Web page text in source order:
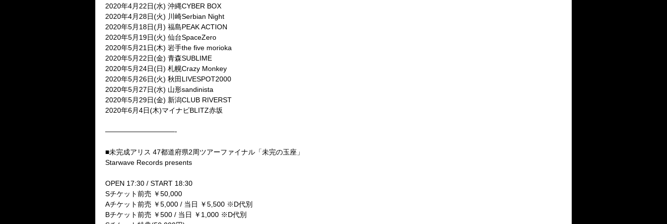
2020年4月 22日(水) 沖縄CYBER BOX
2020年4月 28日(火) 川崎Serbian Night
2020年5月 18日(月) 福島PEAK ACTION
2020年5月 19日(火) 仙台SpaceZero
2020年5月 21 日(木) 岩手the five morioka
2020年5月 22日(金) 青森SUBLIME
2020年5月 24日(日) 札幌Crazy Monkey
2020年5月 26日(火) 秋田 LIVESPOT2000
2020年5月 27日(水) 山形sandinista
2020年5月 29日(金) 新潟CLUB RIVERST
2020年6月4日(木)マイナビBLITZ赤坂
——————————-
■未完成アリス 47都道府県2周ツアーファイナル「未完の玉座」
Starwave Records presents
OPEN 17:30 / START 18:30
Sチケット前売 ￥50,000
Aチケット前売 ￥5,000 / 当日 ￥5,500 ※D代別
Bチケット前売 ￥500 / 当日 ￥ 1,000 ※D代別